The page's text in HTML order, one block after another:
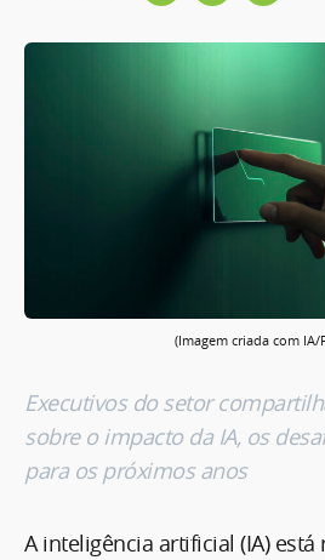
(Imagem criada com IA/
Executivos do setor
sobre o impacto da IA, os
para os próximos anos
A inteligência artificial (IA)